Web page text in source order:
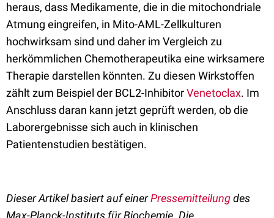
heraus, dass Medikamente, die in die mitochondriale
Atmung eingreifen, in Mito-AML-Zellkulturen
hochwirksam sind und daher im Vergleich zu
herkömmlichen Chemotherapeutika eine wirksamere
Therapie darstellen könnten. Zu diesen Wirkstoffen
zählt zum Beispiel der BCL2-InhibitorVenetoclax. Im
Anschluss daran kann jetzt geprüft werden, ob die
Laborergebnisse sich auch in klinischen
Patientenstudien bestätigen.
Dieser Artikel basiert auf einerPressemitteilungdes
Max-Planck-Instituts für Biochemie. Die